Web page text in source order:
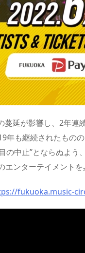
蔓延が影響し、2年連
年も継続されたもの
の中止”とならぬよう
ンターテイメントを
fukuoka.music-